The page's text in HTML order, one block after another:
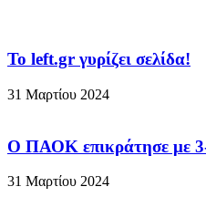
To left.gr γυρίζει σελίδα!
31 Μαρτίου 2024
Ο ΠΑΟΚ επικράτησε με
31 Μαρτίου 2024